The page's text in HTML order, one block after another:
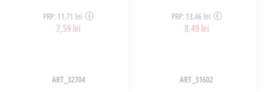
PRP: 11,71 lei
7,59 lei
ART_32704
PRP: 13,46 lei
8,49 lei
ART_31602